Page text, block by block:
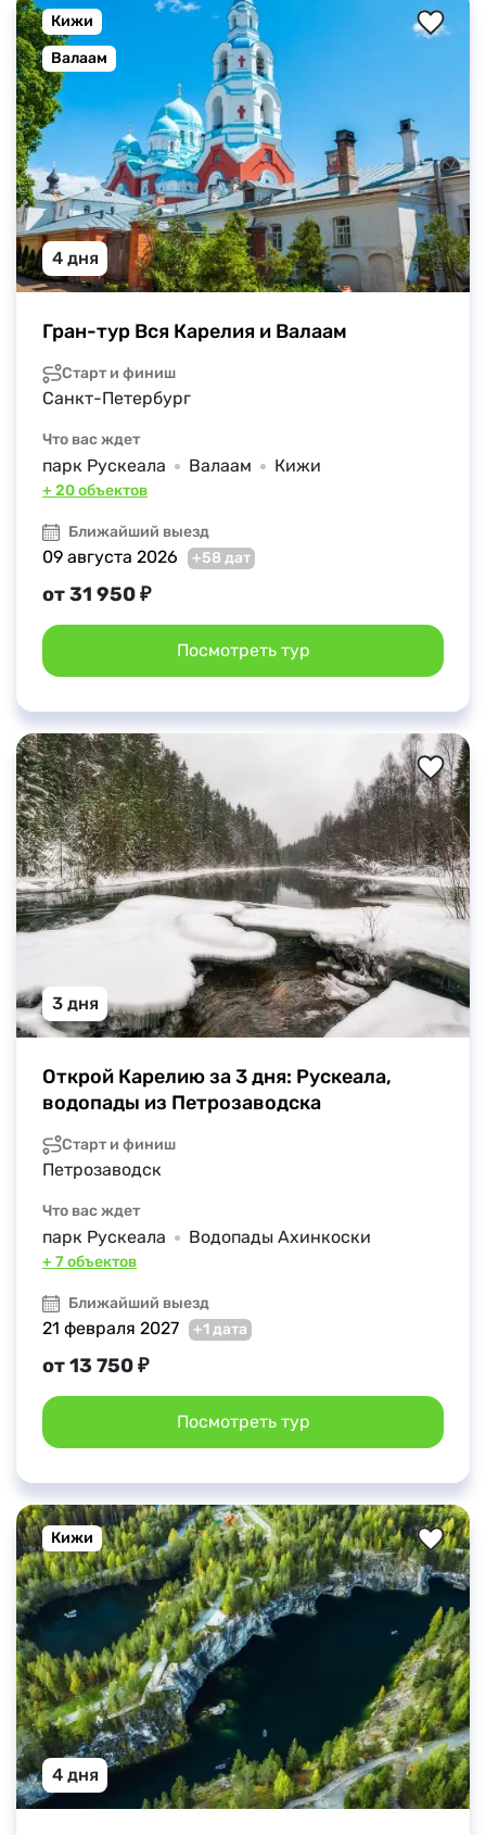
Кижи
Валаам
4 дня
Гран-тур Вся Карелия и Валаам
Старт и финиш
Санкт-Петербург
Что вас ждет
парк Рускеала Валаам Кижи
+ 20 объектов
Ближайший выезд
09 августа 2026 +58 дат
от 31 950 ₽
Посмотреть тур
3 дня
Открой Карелию за 3 дня: Рускеала,
водопады из Петрозаводска
Старт и финиш
Петрозаводск
Что вас ждет
парк Рускеала Водопады Ахинкоски
+ 7 объектов
Ближайший выезд
21 февраля 2027 +1 дата
от 13 750 ₽
Посмотреть тур
Кижи
4 дня